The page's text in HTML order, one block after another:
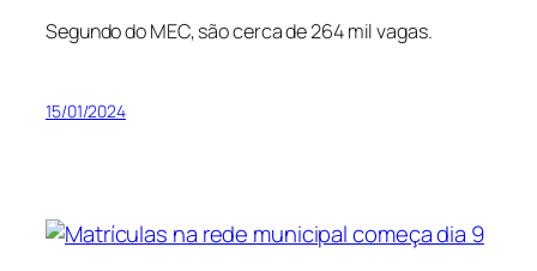
Segundo do MEC, são cerca de 264 mil vagas.
15/01/2024